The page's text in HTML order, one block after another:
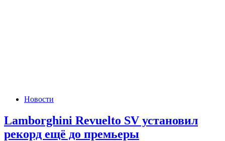
Новости
Lamborghini Revuelto SV установил
рекорд ещё до премьеры